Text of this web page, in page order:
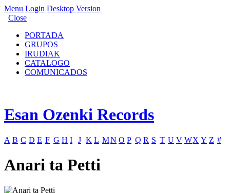
Menu Login Desktop Version
Close
PORTADA
GRUPOS
IRUDIAK
CATALOGO
COMUNICADOS
Esan Ozenki Records
A B C D E F G H I J K L MN O P Q R S T U V WX Y Z #
Anari ta Petti